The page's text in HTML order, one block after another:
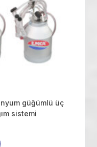
güğümlü üç
sistemi